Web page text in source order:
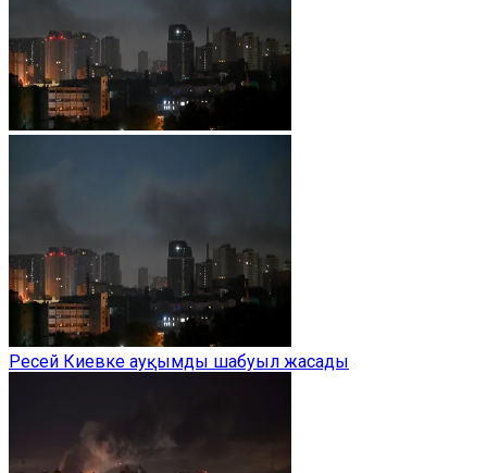
Ресей Киевке ауқымды шабуыл жасады